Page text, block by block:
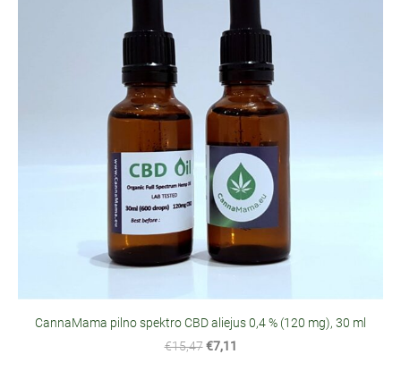
CannaMama pilno spektro CBD aliejus 0,4 % (120 mg), 30 ml
€15,47 €7,11